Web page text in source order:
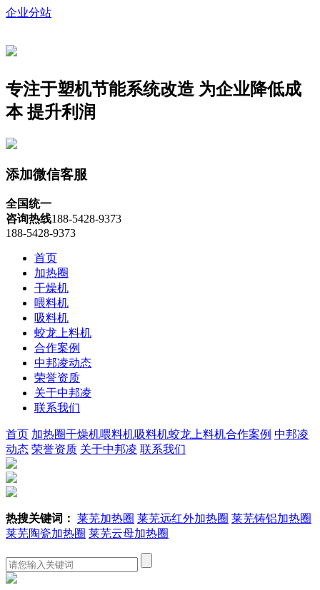
企业分站
专注于塑机节能系统改造 为企业降低成
本 提升利润
添加微信客服
全国统一
咨询热线188-5428-9373
188-5428-9373
首页
加热圈
干燥机
喂料机
吸料机
蛟龙上料机
合作案例
中邦凌动态
荣誉资质
关于中邦凌
联系我们
首页 加热圈干燥机喂料机吸料机蛟龙上料机合作案例 中邦凌
动态 荣誉资质 关于中邦凌 联系我们
热搜关键词： 莱芜加热圈 莱芜远红外加热圈 莱芜铸铝加热圈
莱芜陶瓷加热圈 莱芜云母加热圈